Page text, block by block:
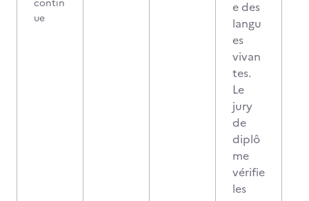
contin
ue
e des
langu
es
vivan
tes.
Le
jury
de
diplô
me
vérifie
les